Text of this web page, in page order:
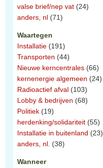
valse brief/nep vat (24)
anders, nl (71)
Waartegen
Installatie (191)
Transporten (44)
Nieuwe kerncentrales (66)
kernenergie algemeen (24)
Radioactief afval (103)
Lobby & bedrijven (68)
Politiek (19)
herdenking/solidariteit (55)
Installatie in buitenland (23)
anders, nl. (38)
Wanneer